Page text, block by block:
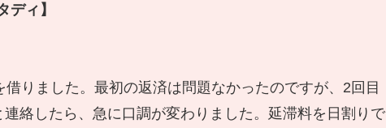
ィ】
借りました。最初の返済は問題なかったのですが、2回目
絡したら、急に口調が変わりました。延滞料を日割りで